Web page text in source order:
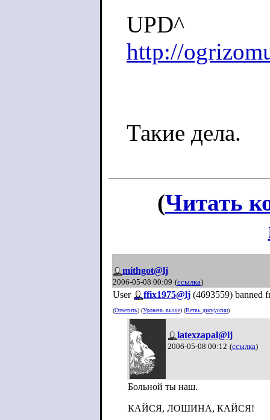
UPD^
http://
Такие дела.
(Читать
mithgot@lj
2006-05-08 00:09 (ссылка)
User ffix1975@lj (4693559) banned
(Ответить) (Уровень выше) (Ветвь дискуссии)
latexzapal@lj
2006-05-08 00:12 (ссылка)
Больной ты наш.
КАЙСЯ, ЛОШИНА, КАЙСЯ!